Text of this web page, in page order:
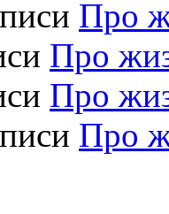
Про
Про
Про
Про